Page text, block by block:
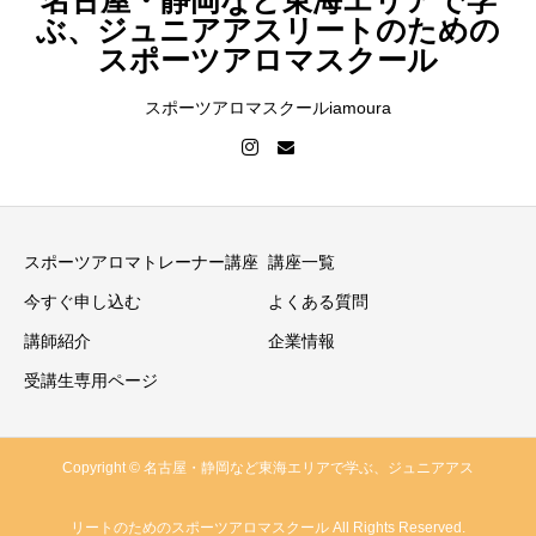
ぶ、ジュニアアスリートのための
スポーツアロマスクール
スポーツアロマスクールiamoura
スポーツアロマトレーナー講座 講座一覧
今すぐ申し込む よくある質問
講師紹介 企業情報
受講生専用ページ
Copyright © 名古屋・静岡など東海エリアで学ぶ、ジュニアアス
リートのためのスポーツアロマスクール All Rights Reserved.